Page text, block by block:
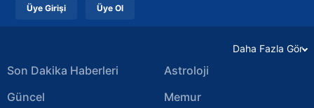
Üye Girişi Üye Ol
Daha Fazla Gör
Son Dakika Haberleri
Güncel
Astroloji
Memur